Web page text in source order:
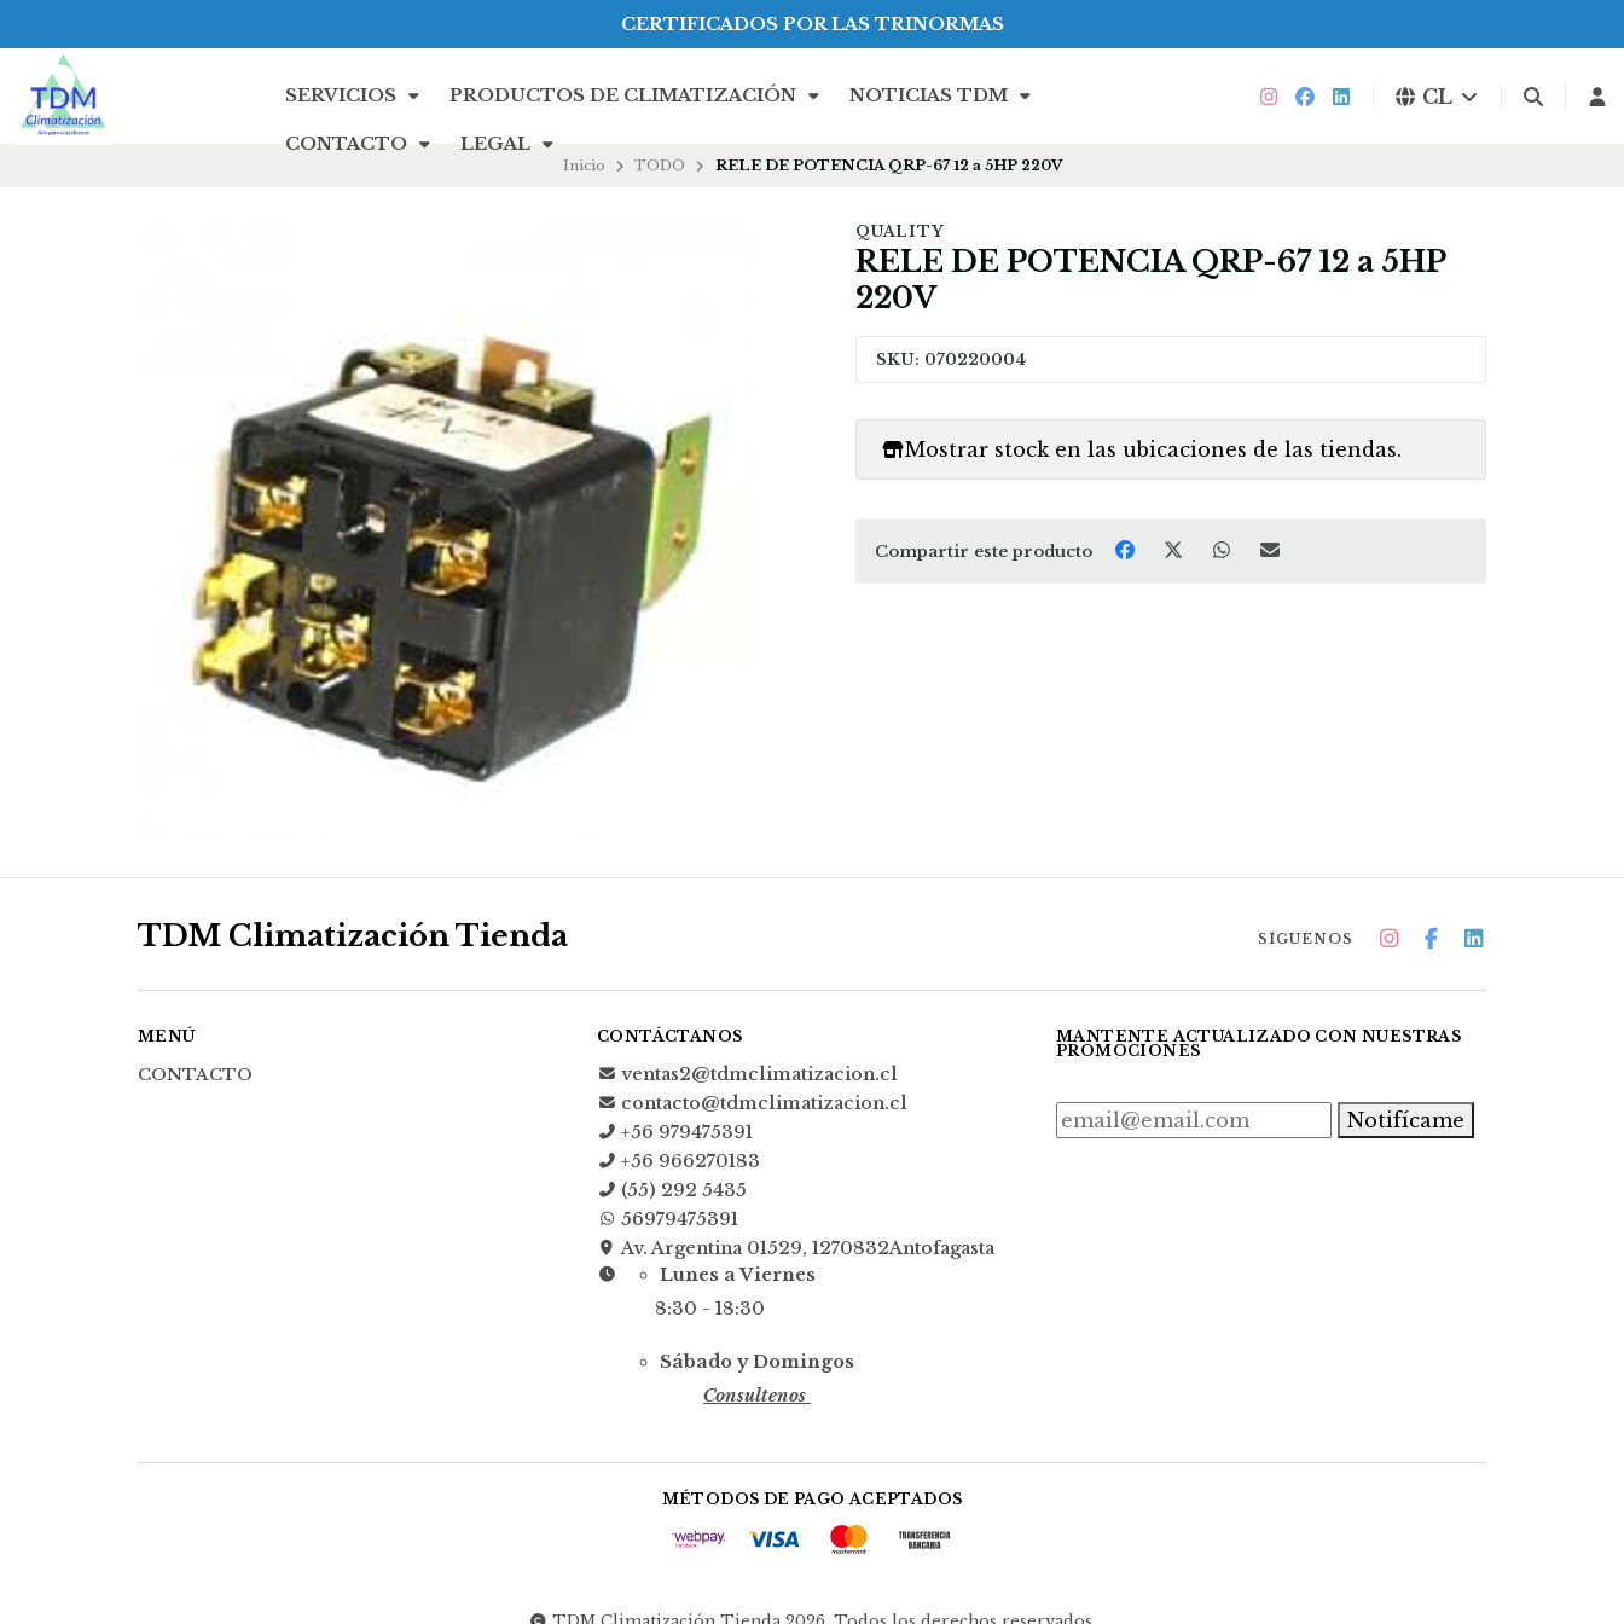
SERVICIOS PRODUCTOS DE CLIMATIZACIÓN NOTICIAS TDM
CONTACTO LEGAL
CL
CERTIFICADOS POR LAS TRINORMAS
Inicio TODO RELE DE POTENCIA QRP-67 12 a 5HP 220V
QUALITY
RELE DE POTENCIA QRP-67 12 a 5HP
220V
SKU: 070220004
Mostrar stock en las ubicaciones de las tiendas.
Compartir este producto
TDM Climatización Tienda SÍGUENOS
MENÚ
CONTACTO
CONTÁCTANOS
ventas2@tdmclimatizacion.cl
contacto@tdmclimatizacion.cl
+56 979475391
+56 966270183
(55) 292 5435
56979475391
Av. Argentina 01529, 1270832Antofagasta
Lunes a Viernes
8:30 - 18:30
Sábado y Domingos
Consultenos
MANTENTE ACTUALIZADO CON NUESTRAS
PROMOCIONES
Notifícame
MÉTODOS DE PAGO ACEPTADOS